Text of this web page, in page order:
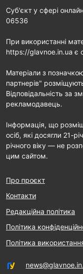
Cуб'єкт у сфері
06536
При використанні
https://glavnoe.in.ua є
Матеріали з
партнерів"
Відповідальність за
рекламодавець.
Інформація, що
осіб, які досягли 21-
річного віку — не
цим сайтом.
Про проєкт
Контакти
Редакційна політика
Політика
Політика